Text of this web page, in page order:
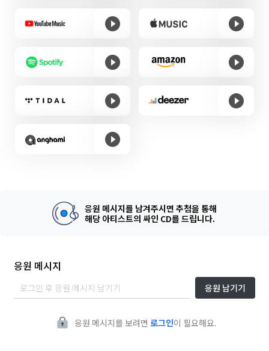
응원 메시지를 남겨주시면 추첨을 통해
해당 아티스트의 싸인 CD를 드립니다.
응원 메시지
응원 남기기
응원 메시지를 보려면 로그인이 필요해요.